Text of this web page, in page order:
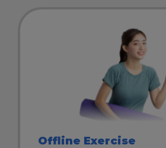
Offline Exercise